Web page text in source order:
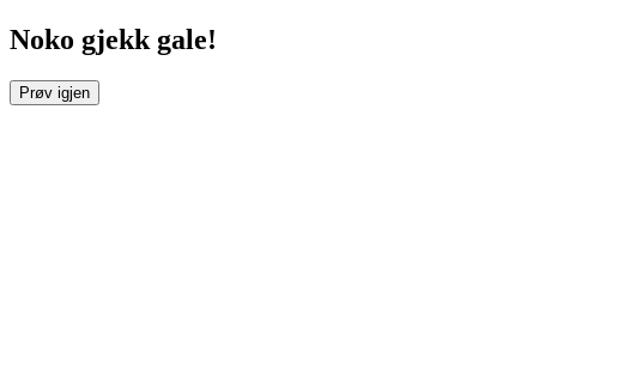
Noko gjekk gale!
Prøv igjen